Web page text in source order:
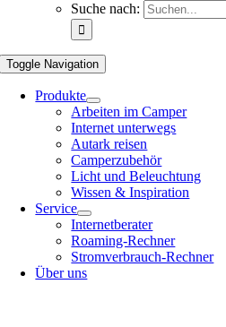
Suche nach:
Toggle Navigation
Produkte
Arbeiten im Camper
Internet unterwegs
Autark reisen
Camperzubehör
Licht und Beleuchtung
Wissen & Inspiration
Service
Internetberater
Roaming-Rechner
Stromverbrauch-Rechner
Über uns